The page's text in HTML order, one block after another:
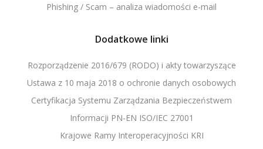
Phishing / Scam – analiza wiadomości e-mail
Dodatkowe linki
Rozporządzenie 2016/679 (RODO) i akty towarzyszące
Ustawa z 10 maja 2018 o ochronie danych osobowych
Certyfikacja Systemu Zarządzania Bezpieczeństwem
Informacji PN-EN ISO/IEC 27001
Krajowe Ramy Interoperacyjności KRI